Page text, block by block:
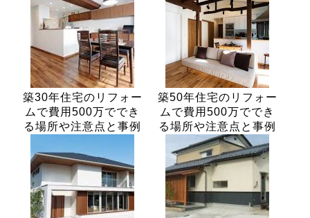
築30年住宅のリフォー
ムで費用500万ででき
る場所や注意点と事例
築50年住宅のリフォー
ムで費用500万ででき
る場所や注意点と事例